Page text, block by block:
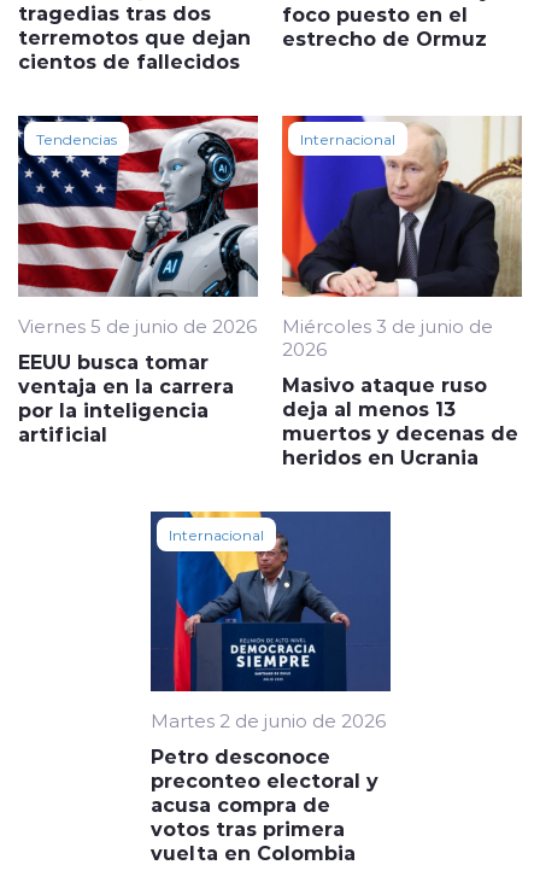
tragedias tras dos
terremotos que dejan
cientos de fallecidos
foco puesto en el
estrecho de Ormuz
Tendencias
Viernes 5 de junio de 2026
EEUU busca tomar
ventaja en la carrera
por la inteligencia
artificial
Internacional
Miércoles 3 de junio de
2026
Masivo ataque ruso
deja al menos 13
muertos y decenas de
heridos en Ucrania
Internacional
Martes 2 de junio de 2026
Petro desconoce
preconteo electoral y
acusa compra de
votos tras primera
vuelta en Colombia